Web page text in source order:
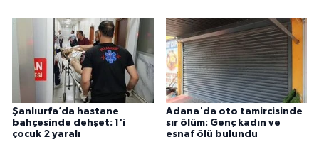
Şanlıurfa’da hastane
bahçesinde dehşet: 1'i
çocuk 2 yaralı
Adana'da oto tamircisinde
sır ölüm: Genç kadın ve
esnaf ölü bulundu